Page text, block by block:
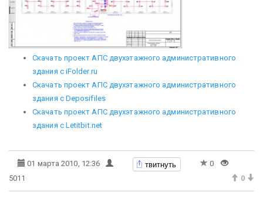
Скачать проект АПС двухэтажного административного
здания с iFolder.ru
Скачать проект АПС двухэтажного административного
здания с Deposifiles
Скачать проект АПС двухэтажного административного
здания с Letitbit.net
01 марта 2010, 12:36 твитнуть
0
5011
0